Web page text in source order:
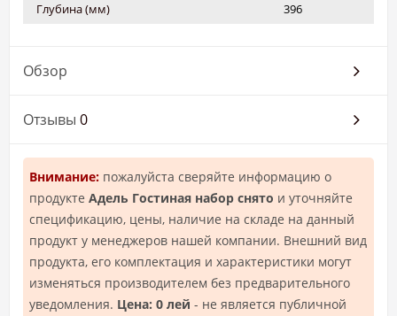
Глубина (мм)
396
Обзор
Отзывы 0
Внимание: пожалуйста сверяйте информацию о
продукте Адель Гостиная набор снято и уточняйте
спецификацию, цены, наличие на складе на данный
продукт у менеджеров нашей компании. Внешний вид
продукта, его комплектация и характеристики могут
изменяться производителем без предварительного
уведомления. Цена: 0 лей - не является публичной